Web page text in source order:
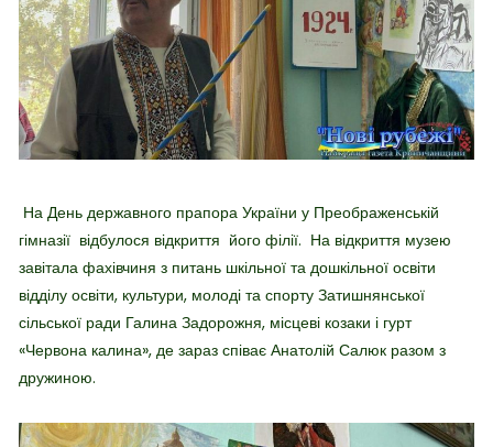
На День державного прапора України у Преображенській
гімназії відбулося відкриття його філії. На відкриття музею
завітала фахівчиня з питань шкільної та дошкільної освіти
відділу освіти, культури, молоді та спорту Затишнянської
сільської ради Галина Задорожня, місцеві козаки і гурт
«Червона калина», де зараз співає Анатолій Салюк разом з
дружиною.